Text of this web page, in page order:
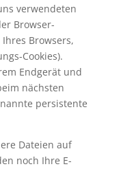
verwendeten
Browser-
Browsers,
Cookies).
Endgerät und
nächsten
persistente
Dateien auf
noch Ihre E-